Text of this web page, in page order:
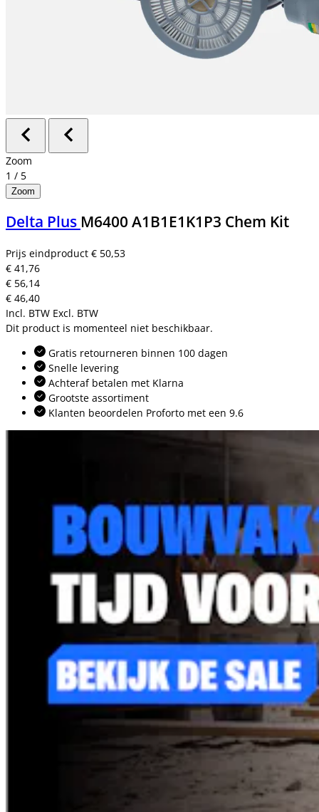
Zoom
1 / 5
Zoom
Delta Plus M6400 A1B1E1K1P3 Chem Kit
Prijs eindproduct € 50,53
€ 41,76
€ 56,14
€ 46,40
Incl. BTW Excl. BTW
Dit product is momenteel niet beschikbaar.
Gratis retourneren binnen 100 dagen
Snelle levering
Achteraf betalen met Klarna
Grootste assortiment
Klanten beoordelen Proforto met een 9.6